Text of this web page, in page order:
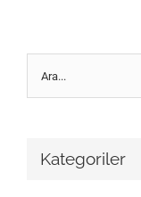
Kategoriler